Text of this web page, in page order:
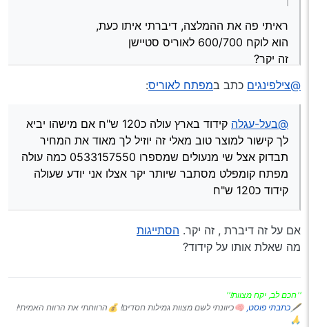
ראיתי פה את ההמלצה, דיברתי איתו כעת,
הוא לוקח 600/700 לאוריס סטיישן
זה יקר?
@צילפינגים כתב במפתח לאוריס:
@בעל-עגלה
קידוד בארץ עולה כ120 ש"ח אם מישהו יביא
לך קישור למוצר טוב מאלי זה יוזיל לך מאוד את המחיר
תבדוק אצל שי מנעולים שמספרו 0533157550 כמה עולה
מפתח קומפלט מסתבר שיותר יקר אצלו אני יודע שעולה
קידוד כ120 ש"ח
אם על זה דיברת , זה יקר. הסתייגות
מה שאלת אותו על קידוד?
''חכם לב, יקח מצוות!''
🖋כתבתי פוסט, 🧠כיוונתי לשם מצוות גמילות חסדים! 💰הרווחתי את הרווח האמיתי!
🙏